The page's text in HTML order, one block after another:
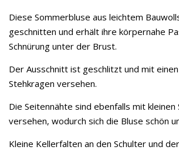
Diese Sommerbluse aus leichtem
geschnitten und erhält ihre körpernahe
Schnürung unter der Brust.
Der Ausschnitt ist geschlitzt und mit
Stehkragen versehen.
Die Seitennähte sind ebenfalls mit kleinen
versehen, wodurch sich die Bluse schön
Kleine Kellerfalten an den Schulter und